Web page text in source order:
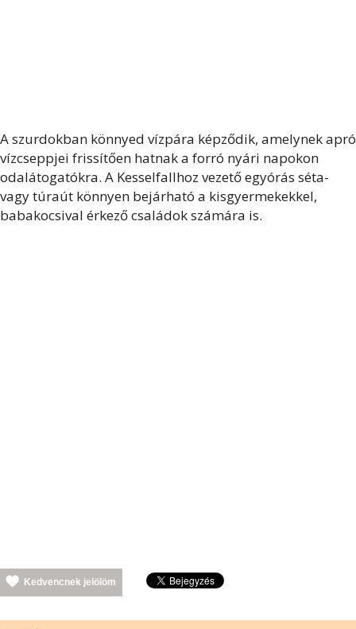
A szurdokban könnyed vízpára képződik, amelynek apró
vízcseppjei frissítően hatnak a forró nyári napokon
odalátogatókra. A Kesselfallhoz vezető egyórás séta-
vagy túraút könnyen bejárható a kisgyermekekkel,
babakocsival érkező családok számára is.
Kedvencnek jelölöm